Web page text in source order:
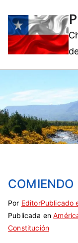
COMIENDO
Por EditorPublicado
Publicada en
Constitución
E
t
i
S
i
n